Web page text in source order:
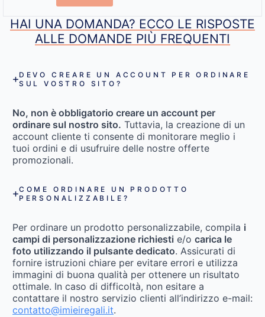
HAI UNA DOMANDA? ECCO LE RISPOSTE
ALLE DOMANDE PIÙ FREQUENTI
DEVO CREARE UN ACCOUNT PER ORDINARE
SUL VOSTRO SITO?
No, non è obbligatorio creare un account per
ordinare sul nostro sito. Tuttavia, la creazione di un
account cliente ti consente di monitorare meglio i
tuoi ordini e di usufruire delle nostre offerte
promozionali.
COME ORDINARE UN PRODOTTO
PERSONALIZZABILE?
Per ordinare un prodotto personalizzabile, compila i
campi di personalizzazione richiesti e/o carica le
foto utilizzando il pulsante dedicato. Assicurati di
fornire istruzioni chiare per evitare errori e utilizza
immagini di buona qualità per ottenere un risultato
ottimale. In caso di difficoltà, non esitare a
contattare il nostro servizio clienti all’indirizzo e-mail:
contatto@imieiregali.it.